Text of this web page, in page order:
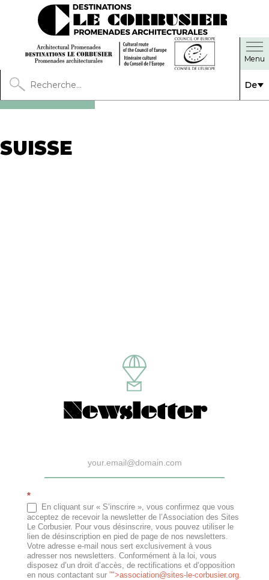
De
SUISSE
Newsletter
*
En cliquant sur « S’inscrire », vous confirmez que vous
acceptez de recevoir la newsletter de l’Association des Sites
Le Corbusier. Pour vous désinscrire, vous pouvez utiliser le
lien de désinscription en pied de page de nos newsletters.
Votre adresse e-mail nous sert exclusivement à vous
adresser nos newsletters. Conformément à la loi, vous
disposez d’un droit d’accès, de rectifications et d’opposition
en nous contactant sur ”">association@sites-le-corbusier.org.